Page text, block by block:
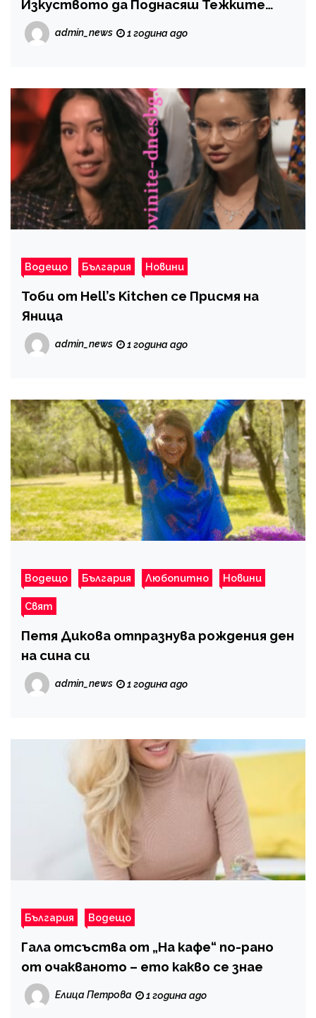
Изкуството да Поднасяш Тежките
Чинии с Щипка Грация
admin_news 1 година ago
Водещо България Новини
Тоби от Hell’s Kitchen се Присмя на
Яница
admin_news 1 година ago
Водещо България Любопитно Новини
Свят
Петя Дикова отпразнува рождения ден
на сина си
admin_news 1 година ago
България Водещо
Гала отсъства от „На кафе“ по-рано
от очакваното – ето какво се знае
Елица Петрова 1 година ago